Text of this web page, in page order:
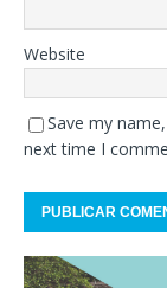
Website
Save my
next time I